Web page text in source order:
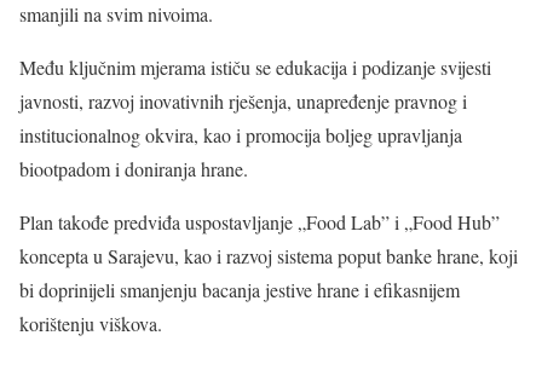
smanjili na svim nivoima.
Među ključnim mjerama ističu se edukacija i podizanje svijesti
javnosti, razvoj inovativnih rješenja, unapređenje pravnog i
institucionalnog okvira, kao i promocija boljeg upravljanja
biootpadom i doniranja hrane.
Plan takođe predviđa uspostavljanje „Food Lab” i „Food Hub”
koncepta u Sarajevu, kao i razvoj sistema poput banke hrane, koji
bi doprinijeli smanjenju bacanja jestive hrane i efikasnijem
korištenju viškova.